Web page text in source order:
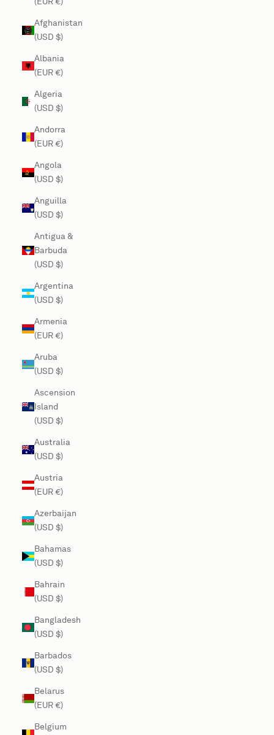
Afghanistan
(USD $)
Albania
(EUR €)
Algeria
(USD $)
Andorra
(EUR €)
Angola
(USD $)
Anguilla
(USD $)
Antigua &
Barbuda
(USD $)
Argentina
(USD $)
Armenia
(EUR €)
Aruba
(USD $)
Ascension
Island
(USD $)
Australia
(USD $)
Austria
(EUR €)
Azerbaijan
(USD $)
Bahamas
(USD $)
Bahrain
(USD $)
Bangladesh
(USD $)
Barbados
(USD $)
Belarus
(EUR €)
Belgium